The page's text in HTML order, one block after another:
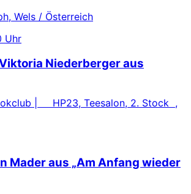
Wels / Österreich
Uhr
Niederberger aus
| HP23, Teesalon, 2. Stock ,
Mader aus „Am Anfang wieder